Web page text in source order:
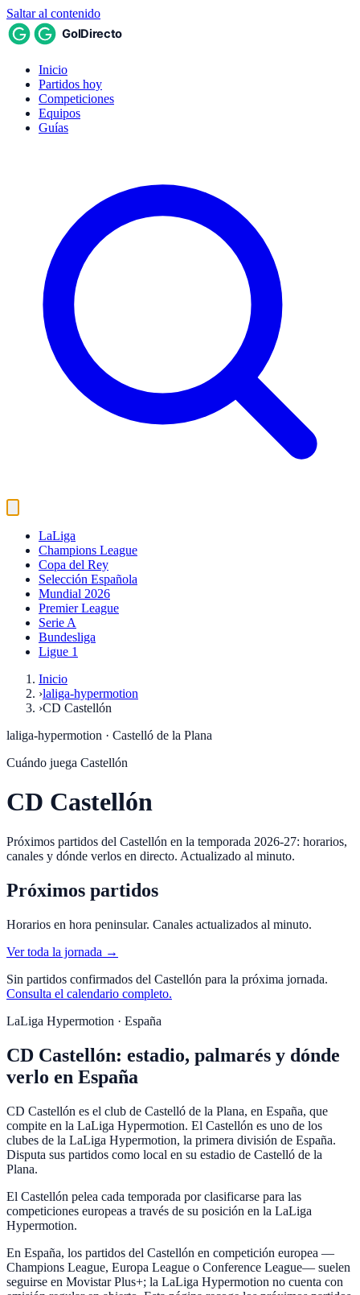
Saltar al contenido
Inicio
Partidos hoy
Competiciones
Equipos
Guías
LaLiga
Champions League
Copa del Rey
Selección Española
Mundial 2026
Premier League
Serie A
Bundesliga
Ligue 1
Inicio
›laliga-hypermotion
›CD Castellón
laliga-hypermotion · Castelló de la Plana
Cuándo juega Castellón
CD Castellón
Próximos partidos del Castellón en la temporada 2026-27: horarios,
canales y dónde verlos en directo. Actualizado al minuto.
Próximos partidos
Horarios en hora peninsular. Canales actualizados al minuto.
Ver toda la jornada →
Sin partidos confirmados del Castellón para la próxima jornada.
Consulta el calendario completo.
LaLiga Hypermotion · España
CD Castellón: estadio, palmarés y dónde
verlo en España
CD Castellón es el club de Castelló de la Plana, en España, que
compite en la LaLiga Hypermotion. El Castellón es uno de los
clubes de la LaLiga Hypermotion, la primera división de España.
Disputa sus partidos como local en su estadio de Castelló de la
Plana.
El Castellón pelea cada temporada por clasificarse para las
competiciones europeas a través de su posición en la LaLiga
Hypermotion.
En España, los partidos del Castellón en competición europea —
Champions League, Europa League o Conference League— suelen
seguirse en Movistar Plus+; la LaLiga Hypermotion no cuenta con